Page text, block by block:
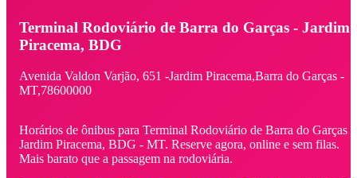
Terminal Rodoviário de Barra do Garças - Jardim
Piracema, BDG
Avenida Valdon Varjão, 651 -Jardim Piracema,Barra do Garças -
MT,78600000
Horários de ônibus para Terminal Rodoviário de Barra do Garças -
Jardim Piracema, BDG - MT. Reserve agora, online e sem filas.
Mais barato que a passagem na rodoviária.